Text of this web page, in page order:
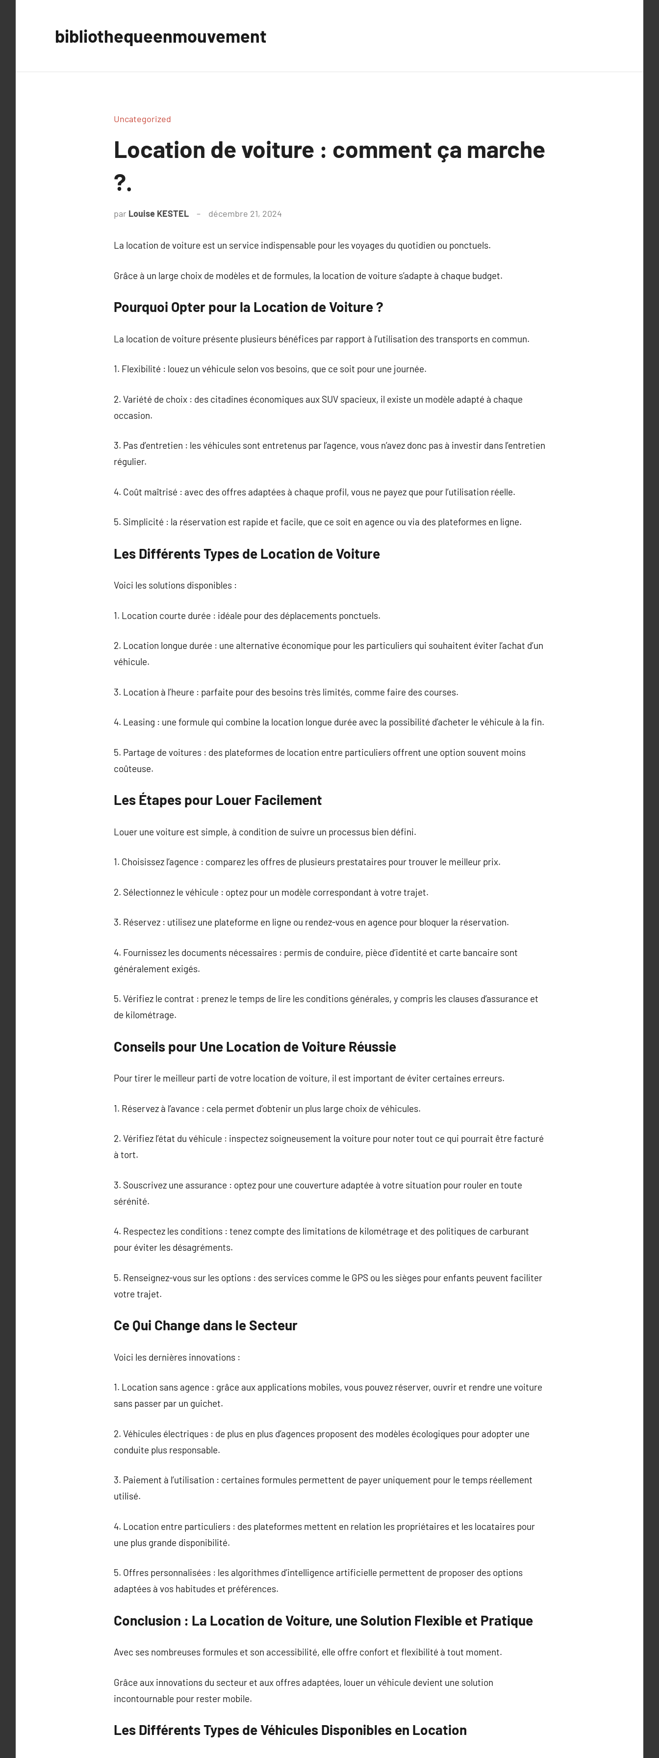
bibliothequeenmouvement
Uncategorized
Location de voiture : comment ça marche
?.
par Louise KESTEL décembre 21, 2024
La location de voiture est un service indispensable pour les voyages du quotidien ou ponctuels.
Grâce à un large choix de modèles et de formules, la location de voiture s’adapte à chaque budget.
Pourquoi Opter pour la Location de Voiture ?
La location de voiture présente plusieurs bénéfices par rapport à l’utilisation des transports en commun.
1. Flexibilité : louez un véhicule selon vos besoins, que ce soit pour une journée.
2. Variété de choix : des citadines économiques aux SUV spacieux, il existe un modèle adapté à chaque
occasion.
3. Pas d’entretien : les véhicules sont entretenus par l’agence, vous n’avez donc pas à investir dans l’entretien
régulier.
4. Coût maîtrisé : avec des offres adaptées à chaque profil, vous ne payez que pour l’utilisation réelle.
5. Simplicité : la réservation est rapide et facile, que ce soit en agence ou via des plateformes en ligne.
Les Différents Types de Location de Voiture
Voici les solutions disponibles :
1. Location courte durée : idéale pour des déplacements ponctuels.
2. Location longue durée : une alternative économique pour les particuliers qui souhaitent éviter l’achat d’un
véhicule.
3. Location à l’heure : parfaite pour des besoins très limités, comme faire des courses.
4. Leasing : une formule qui combine la location longue durée avec la possibilité d’acheter le véhicule à la fin.
5. Partage de voitures : des plateformes de location entre particuliers offrent une option souvent moins
coûteuse.
Les Étapes pour Louer Facilement
Louer une voiture est simple, à condition de suivre un processus bien défini.
1. Choisissez l’agence : comparez les offres de plusieurs prestataires pour trouver le meilleur prix.
2. Sélectionnez le véhicule : optez pour un modèle correspondant à votre trajet.
3. Réservez : utilisez une plateforme en ligne ou rendez-vous en agence pour bloquer la réservation.
4. Fournissez les documents nécessaires : permis de conduire, pièce d’identité et carte bancaire sont
généralement exigés.
5. Vérifiez le contrat : prenez le temps de lire les conditions générales, y compris les clauses d’assurance et
de kilométrage.
Conseils pour Une Location de Voiture Réussie
Pour tirer le meilleur parti de votre location de voiture, il est important de éviter certaines erreurs.
1. Réservez à l’avance : cela permet d’obtenir un plus large choix de véhicules.
2. Vérifiez l’état du véhicule : inspectez soigneusement la voiture pour noter tout ce qui pourrait être facturé
à tort.
3. Souscrivez une assurance : optez pour une couverture adaptée à votre situation pour rouler en toute
sérénité.
4. Respectez les conditions : tenez compte des limitations de kilométrage et des politiques de carburant
pour éviter les désagréments.
5. Renseignez-vous sur les options : des services comme le GPS ou les sièges pour enfants peuvent faciliter
votre trajet.
Ce Qui Change dans le Secteur
Voici les dernières innovations :
1. Location sans agence : grâce aux applications mobiles, vous pouvez réserver, ouvrir et rendre une voiture
sans passer par un guichet.
2. Véhicules électriques : de plus en plus d’agences proposent des modèles écologiques pour adopter une
conduite plus responsable.
3. Paiement à l’utilisation : certaines formules permettent de payer uniquement pour le temps réellement
utilisé.
4. Location entre particuliers : des plateformes mettent en relation les propriétaires et les locataires pour
une plus grande disponibilité.
5. Offres personnalisées : les algorithmes d’intelligence artificielle permettent de proposer des options
adaptées à vos habitudes et préférences.
Conclusion : La Location de Voiture, une Solution Flexible et Pratique
Avec ses nombreuses formules et son accessibilité, elle offre confort et flexibilité à tout moment.
Grâce aux innovations du secteur et aux offres adaptées, louer un véhicule devient une solution
incontournable pour rester mobile.
Les Différents Types de Véhicules Disponibles en Location